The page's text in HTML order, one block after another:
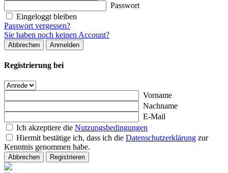
Passwort
Eingeloggt bleiben
Passwort vergessen?
Sie haben noch keinen Account?
Abbrechen Anmelden
Registrierung bei
Vorname
Nachname
E-Mail
Ich akzeptiere die Nutzungsbedingungen
Hiermit bestätige ich, dass ich die Datenschutzerklärung zur
Kenntnis genommen habe.
Abbrechen Registrieren